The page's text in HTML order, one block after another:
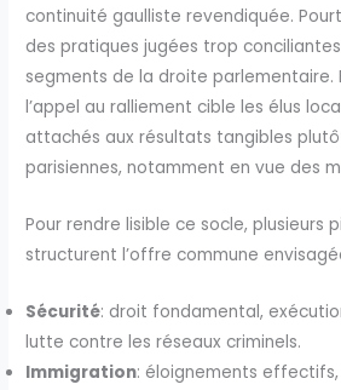
continuité gaulliste revendiquée.
des pratiques jugées trop
segments de la droite parlementaire.
l’appel au ralliement cible les élus
attachés aux résultats tangibles
parisiennes, notamment en vue des
Pour rendre lisible ce socle, plusieurs
structurent l’offre commune
Sécurité: droit fondamental,
lutte contre les réseaux criminels.
Immigration: éloignements